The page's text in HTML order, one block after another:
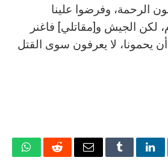
الرحمة، وفرضوا علينا
لكن الجيش و[مقاتلي] فاغنر
يحمونا، لا يعرفون سوى القتل
لينكدإنTumblrالبريد
رديت